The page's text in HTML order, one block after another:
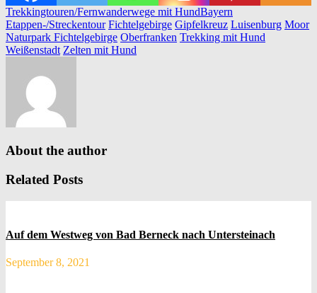
Trekkingtouren/Fernwanderwege mit HundBayern
Etappen-/Streckentour Fichtelgebirge Gipfelkreuz Luisenburg Moor
Naturpark Fichtelgebirge Oberfranken Trekking mit Hund
Weißenstadt Zelten mit Hund
About the author
Related Posts
Auf dem Westweg von Bad Berneck nach Untersteinach
September 8, 2021